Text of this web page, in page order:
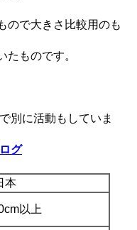
ので大きさ比較用のも
たものです。
別に活動もしていま
グ
本
以上